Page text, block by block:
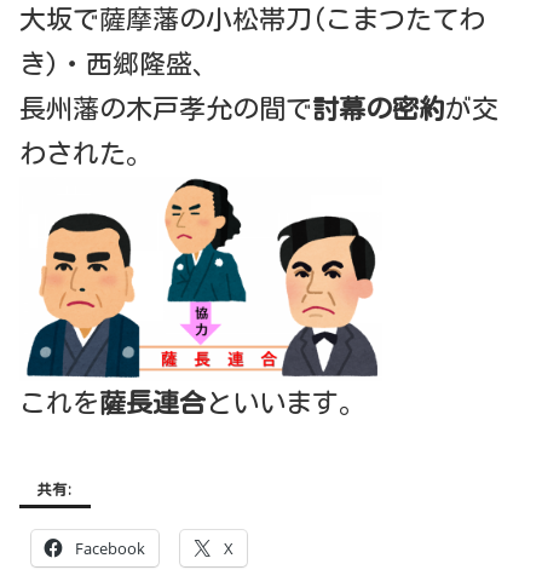
大坂で薩摩藩の小松帯刀(こまつたてわ
き)・西郷隆盛、
長州藩の木戸孝允の間で討幕の密約が交
わされた。
これを薩長連合といいます。
共有:
Facebook X